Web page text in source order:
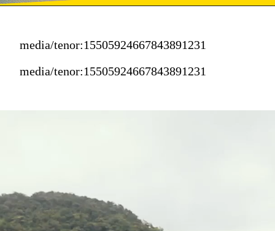
media/tenor:15505924667843891231
media/tenor:15505924667843891231